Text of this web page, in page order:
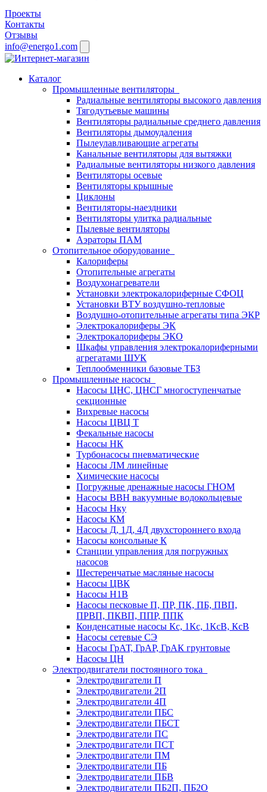
Проекты
Контакты
Отзывы
info@energo1.com
Каталог
Промышленные вентиляторы
Радиальные вентиляторы высокого давления
Тягодутьевые машины
Вентиляторы радиальные среднего давления
Вентиляторы дымоудаления
Пылеулавливающие агрегаты
Канальные вентиляторы для вытяжки
Радиальные вентиляторы низкого давления
Вентиляторы осевые
Вентиляторы крышные
Циклоны
Вентиляторы-наездники
Вентиляторы улитка радиальные
Пылевые вентиляторы
Аэраторы ПАМ
Отопительное оборудование
Калориферы
Отопительные агрегаты
Воздухонагреватели
Установки электрокалориферные СФОЦ
Установки ВТУ воздушно-тепловые
Воздушно-отопительные агрегаты типа ЭКР
Электрокалориферы ЭК
Электрокалориферы ЭКО
Шкафы управления электрокалориферными
агрегатами ШУК
Теплообменники базовые ТБЗ
Промышленные насосы
Насосы ЦНС, ЦНСГ многоступенчатые
секционные
Вихревые насосы
Насосы ЦВЦ Т
Фекальные насосы
Насосы НК
Турбонасосы пневматические
Насосы ЛМ линейные
Химические насосы
Погружные дренажные насосы ГНОМ
Насосы ВВН вакуумные водокольцевые
Насосы Нку
Насосы КМ
Насосы Д, 1Д, 4Д двухстороннего входа
Насосы консольные К
Станции управления для погружных
насосов
Шестеренчатые масляные насосы
Насосы ЦВК
Насосы Н1В
Насосы песковые П, ПР, ПК, ПБ, ПВП,
ПРВП, ПКВП, ППР, ППК
Конденсатные насосы Кс, 1Кс, 1КсВ, КсВ
Насосы сетевые СЭ
Насосы ГрАТ, ГрАР, ГрАК грунтовые
Насосы ЦН
Электродвигатели постоянного тока
Электродвигатели П
Электродвигатели 2П
Электродвигатели 4П
Электродвигатели ПБС
Электродвигатели ПБСТ
Электродвигатели ПС
Электродвигатели ПСТ
Электродвигатели ПМ
Электродвигатели ПБ
Электродвигатели ПБВ
Электродвигатели ПБ2П, ПБ2О